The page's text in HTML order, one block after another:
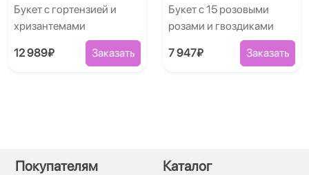
Букет с гортензией и
хризантемами
12 989₽ Заказать
Букет с 15 розовыми
розами и гвоздиками
7 947₽ Заказать
Покупателям Каталог